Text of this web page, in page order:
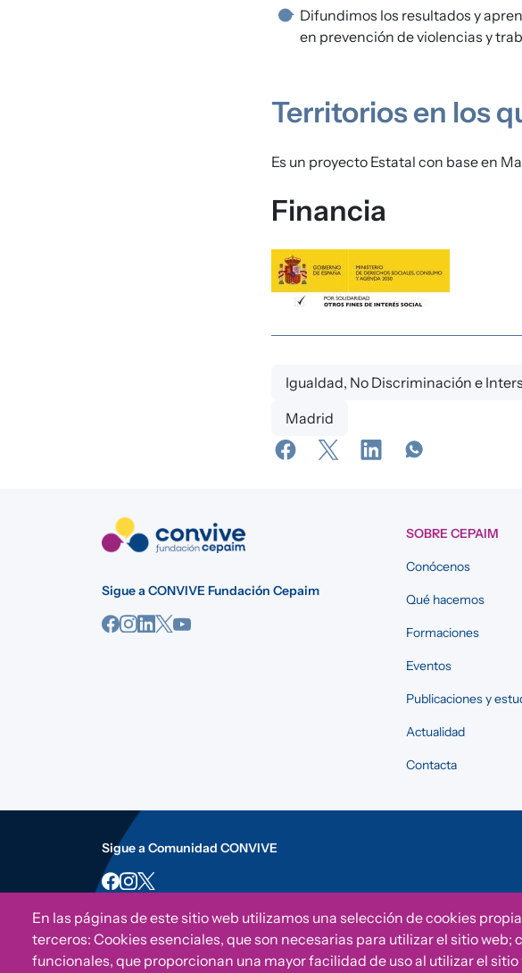
Difundimos los resultados y
en prevención de violencias y
Territorios en los
Es un proyecto Estatal con base en
Financia
Igualdad, No Discriminación e
Madrid
Sigue a CONVIVE Fundación Cepaim
SOBRE CEPAIM
Conócenos
Qué hacemos
Formaciones
Eventos
Publicaciones y
Actualidad
Contacta
Sigue a Comunidad CONVIVE
En las páginas de este sitio web utilizamos una selección de cookies
terceros: Cookies esenciales, que son necesarias para utilizar el sitio web;
funcionales, que proporcionan una mayor facilidad de uso al utilizar el sitio